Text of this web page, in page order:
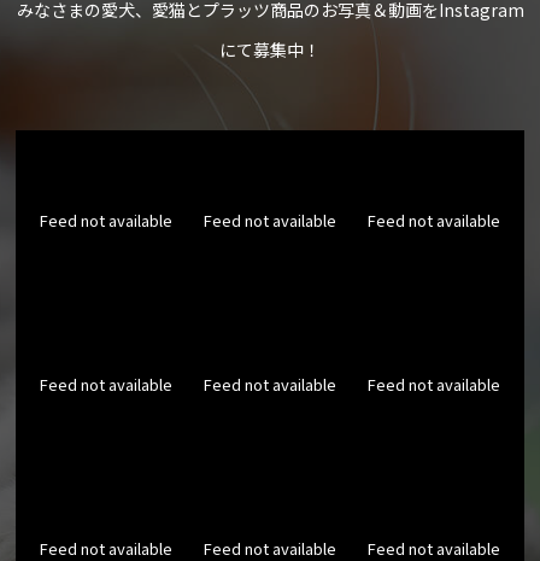
みなさまの愛犬、愛猫とプラッツ商品のお写真＆動画をInstagram
にて募集中！
Feed not available Feed not available Feed not available
Feed not available Feed not available Feed not available
Feed not available Feed not available Feed not available